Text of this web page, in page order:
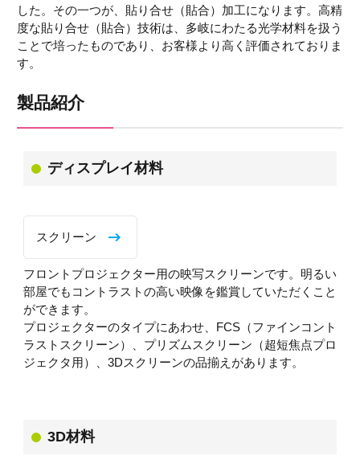
した。その一つが、貼り合せ（貼合）加工になります。高精
度な貼り合せ（貼合）技術は、多岐にわたる光学材料を扱う
ことで培ったものであり、お客様より高く評価されておりま
す。
製品紹介
ディスプレイ材料
スクリーン
フロントプロジェクター用の映写スクリーンです。明るい
部屋でもコントラストの高い映像を鑑賞していただくこと
ができます。
プロジェクターのタイプにあわせ、FCS（ファインコント
ラストスクリーン）、プリズムスクリーン（超短焦点プロ
ジェクタ用）、3Dスクリーンの品揃えがあります。
3D材料